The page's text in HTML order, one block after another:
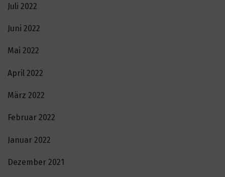
Juli 2022
Juni 2022
Mai 2022
April 2022
März 2022
Februar 2022
Januar 2022
Dezember 2021